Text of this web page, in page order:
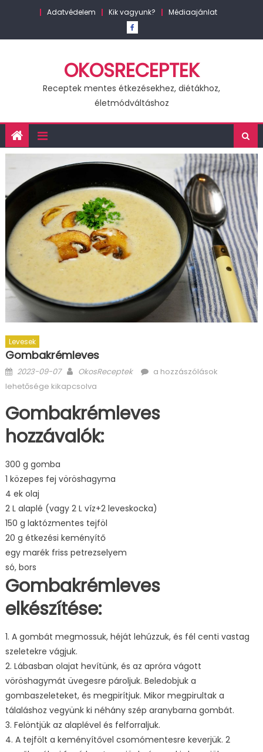
Adatvédelem Kik vagyunk? Médiaajánlat
OKOSRECEPTEK
Receptek mentes étkezésekhez, diétákhoz,
életmódváltáshoz
Levesek
Gombakrémleves
Posted
on
2023-09-07 Author
OkosReceptek
Gombakrémleves
a hozzászólások
lehetősége kikapcsolva
Gombakrémleves
hozzávalók:
300 g gomba
1 közepes fej vöröshagyma
4 ek olaj
2 L alaplé (vagy 2 L víz+2 leveskocka)
150 g laktózmentes tejföl
20 g étkezési keményítő
egy marék friss petrezselyem
só, bors
Gombakrémleves
elkészítése:
1. A gombát megmossuk, héját lehúzzuk, és fél centi vastag
szeletekre vágjuk.
2. Lábasban olajat hevítünk, és az apróra vágott
vöröshagymát üvegesre pároljuk. Beledobjuk a
gombaszeleteket, és megpirítjuk. Mikor megpirultak a
tálaláshoz vegyünk ki néhány szép aranybarna gombát.
3. Felöntjük az alaplével és felforraljuk.
4. A tejfölt a keményítővel csomómentesre keverjük. 2